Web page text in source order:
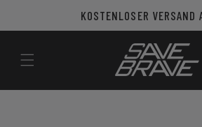
Inhalt
KOSTENLOSER